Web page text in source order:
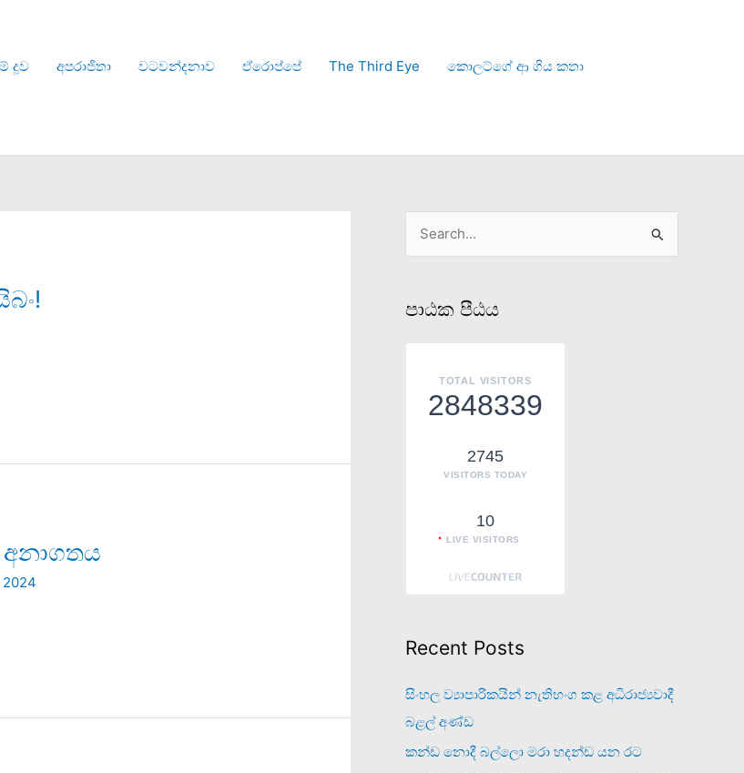
දූව අපරාජිතා වටවන්දනාව ඒරොප්පේ The Third Eye
කොලට්ගේ ආ ගිය කතා
2024
r
c
පාඨක පීඨය
TOTAL VISITORS
2848339
2745
VISITORS TODAY
10
LIVE VISITORS
Recent Posts
සිංහල ව්‍යාපාරිකයින් නැතිභංග කළ අධිරාජ්‍යවාදී
බළල් අණ්ඩ
කන්ඩ නොදී බල්ලො මරා හදන්ඩ යන රට